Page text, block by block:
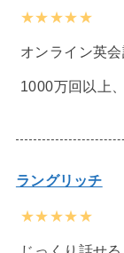
★★★★★
オンライン英
1000万回以上
ラングリッチ
★★★★★